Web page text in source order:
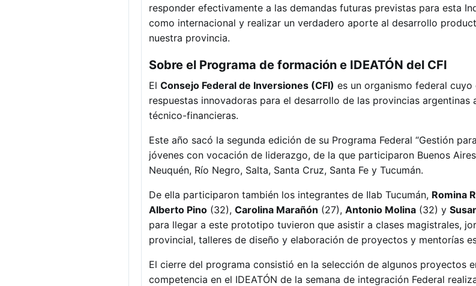
responder efectivamente a las demandas futuras previstas para esta
como internacional y realizar un verdadero aporte al desarrollo
nuestra provincia.
Sobre el Programa de formación e IDEATÓN del CFI
El Consejo Federal de Inversiones (CFI) es un organismo federal
respuestas innovadoras para el desarrollo de las provincias argentinas
técnico-financieras.
Este año sacó la segunda edición de su Programa Federal “Gestión
jóvenes con vocación de liderazgo, de la que participaron Buenos
Neuquén, Río Negro, Salta, Santa Cruz, Santa Fe y Tucumán.
De ella participaron también los integrantes de Ilab Tucumán, Romina
Alberto Pino (32), Carolina Marañón (27), Antonio Molina (32) y
para llegar a este prototipo tuvieron que asistir a clases magistrales,
provincial, talleres de diseño y elaboración de proyectos y mentorías
El cierre del programa consistió en la selección de algunos proyectos
competencia en el IDEATÓN de la semana de integración Federal